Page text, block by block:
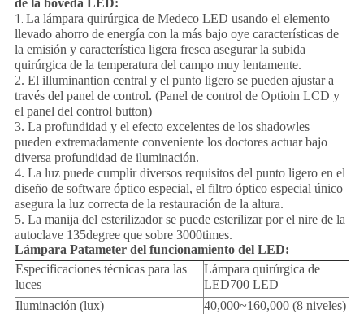
de la bóveda LED:
1. La lámpara quirúrgica de Medeco LED usando el elemento
llevado ahorro de energía con la más bajo oye características de
la emisión y característica ligera fresca asegurar la subida
quirúrgica de la temperatura del campo muy lentamente.
2. El illuminantion central y el punto ligero se pueden ajustar a
través del panel de control. (Panel de control de Optioin LCD y
el panel del control button)
3. La profundidad y el efecto excelentes de los shadowles
pueden extremadamente conveniente los doctores actuar bajo
diversa profundidad de iluminación.
4. La luz puede cumplir diversos requisitos del punto ligero en el
diseño de software óptico especial, el filtro óptico especial único
asegura la luz correcta de la restauración de la altura.
5. La manija del esterilizador se puede esterilizar por el nire de la
autoclave 135degree que sobre 3000times.
Lámpara Patameter del funcionamiento del LED:
Especificaciones técnicas para las
luces
Lámpara quirúrgica de
LED700 LED
Iluminación (lux)
40,000~160,000 (8 niveles)